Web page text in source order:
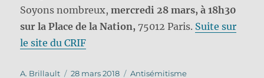
Soyons nombreux,mercredi 28 mars, à 18h30
sur la Place de la Nation, 75012 Paris. Suite sur
le site du CRIF
Auteur
A. Brillault Publié
28 mars 2018 Catégories
Antisémitisme